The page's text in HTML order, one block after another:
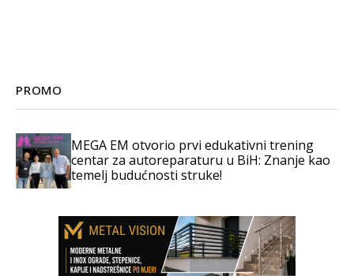
PROMO
MEGA EM otvorio prvi edukativni trening
centar za autoreparaturu u BiH: Znanje kao
temelj budućnosti struke!